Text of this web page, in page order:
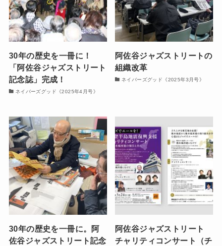
30年の歴史を一冊に！
「阿佐谷ジャズストリート
記念誌」完成！
ネイバーズグッド《2025年4月号》
阿佐谷ジャズストリートの
組織改革
ネイバーズグッド《2025年3月号》
30年の歴史を一冊に。阿
佐谷ジャズストリート記念
阿佐谷ジャズストリート
チャリティコンサート（チ